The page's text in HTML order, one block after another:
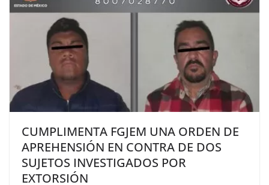
CUMPLIMENTA FGJEM UNA ORDEN DE
APREHENSIÓN EN CONTRA DE DOS
SUJETOS INVESTIGADOS POR
EXTORSIÓN